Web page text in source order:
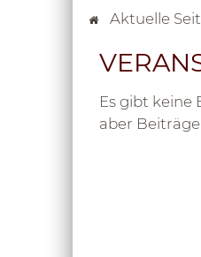
Aktuelle
Es gibt keine
aber